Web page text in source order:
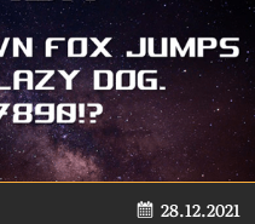
28.12.2021